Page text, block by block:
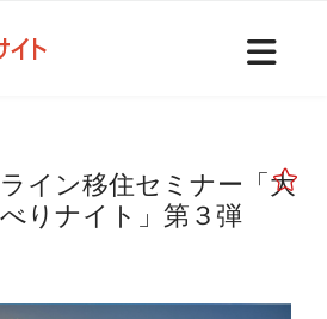
イン移住セミナー「大
りナイト」第３弾